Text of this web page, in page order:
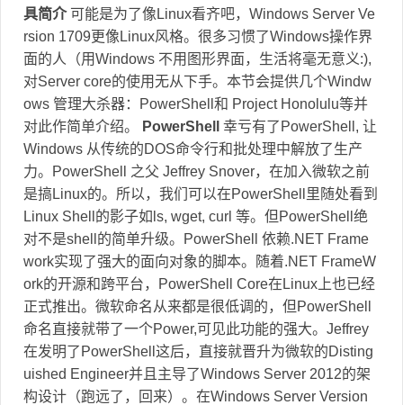
具简介可能是为了像Linux看齐吧，Windows Server Ve
rsion 1709更像Linux风格。很多习惯了Windows操作界
面的人（用Windows 不用图形界面，生活将毫无意义:),
对Server core的使用无从下手。本节会提供几个Windw
ows 管理大杀器：PowerShell和 Project Honolulu等并
对此作简单介绍。
PowerShell
幸亏有了PowerShell, 让
Windows 从传统的DOS命令行和批处理中解放了生产
力。PowerShell 之父 Jeffrey Snover，在加入微软之前
是搞Linux的。所以，我们可以在PowerShell里随处看到
Linux Shell的影子如ls, wget, curl 等。但PowerShell绝
对不是shell的简单升级。PowerShell 依赖.NET Frame
work实现了强大的面向对象的脚本。随着.NET FrameW
ork的开源和跨平台，PowerShell Core在Linux上也已经
正式推出。微软命名从来都是很低调的，但PowerShell
命名直接就带了一个Power,可见此功能的强大。Jeffrey
在发明了PowerShell这后，直接就晋升为微软的Disting
uished Engineer并且主导了Windows Server 2012的架
构设计（跑远了，回来）。在Windows Server Version